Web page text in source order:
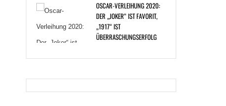
OSCAR-VERLEIHUNG 2020:
DER „JOKER“ IST FAVORIT,
„1917“ IST
ÜBERRASCHUNGSERFOLG